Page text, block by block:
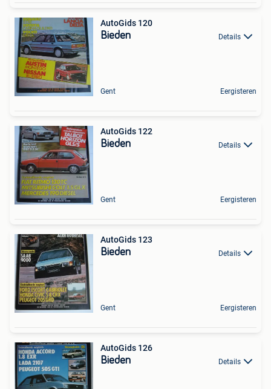
AutoGids 120
Bieden Details
Gent Eergisteren
AutoGids 122
Bieden Details
Gent Eergisteren
AutoGids 123
Bieden Details
Gent Eergisteren
AutoGids 126
Bieden Details